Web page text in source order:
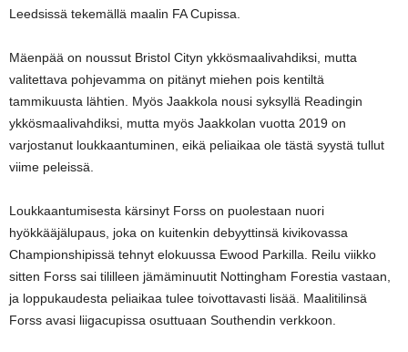
Leedsissä tekemällä maalin FA Cupissa.
Mäenpää on noussut Bristol Cityn ykkösmaalivahdiksi, mutta
valitettava pohjevamma on pitänyt miehen pois kentiltä
tammikuusta lähtien. Myös Jaakkola nousi syksyllä Readingin
ykkösmaalivahdiksi, mutta myös Jaakkolan vuotta 2019 on
varjostanut loukkaantuminen, eikä peliaikaa ole tästä syystä tullut
viime peleissä.
Loukkaantumisesta kärsinyt Forss on puolestaan nuori
hyökkääjälupaus, joka on kuitenkin debyyttinsä kivikovassa
Championshipissä tehnyt elokuussa Ewood Parkilla. Reilu viikko
sitten Forss sai tililleen jämäminuutit Nottingham Forestia vastaan,
ja loppukaudesta peliaikaa tulee toivottavasti lisää. Maalitilinsä
Forss avasi liigacupissa osuttuaan Southendin verkkoon.